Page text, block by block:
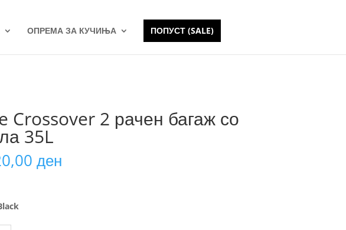
ОПРЕМА ЗА КУЧИЊА ПОПУСТ (SALE)
Crossover 2 рачен багаж со
35L
ден